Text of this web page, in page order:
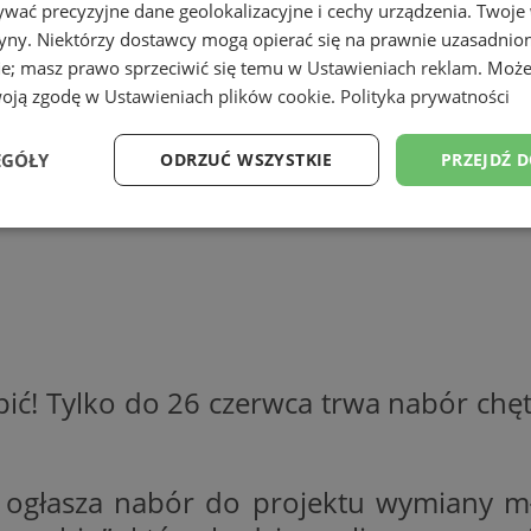
Tylko do 26 czerwca trwa nabór
nabór do projektu wymiany
precyzyjne dane geolokalizacyjne i cechy urządzenia.
Niektórzy dostawcy mogą opierać się na prawnie
masz prawo sprzeciwić się temu w Ustawieniach reklam.
zgodę w Ustawieniach plików cookie. Polityka prywatności
PRZEJDŹ
ODRZUĆ WSZYSTKIE
Wydajność Targetowanie Funkcjonalność
Wydajność Targetowanie Funkcjonalność
umożliwiają korzystanie z podstawowych funkcji strony internetowej, takich jak
Bez niezbędnych plików cookie nie można prawidłowo korzystać ze strony internetowej.
Provider/ Domena
Okres
przechowywania
Opis